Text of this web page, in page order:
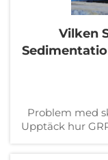
Vilken
Problem med
Upptäck hur